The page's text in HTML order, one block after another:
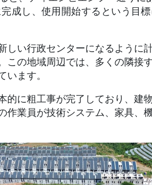
成し、使用開始するという目
しい行政センターになるように
この地域周辺では、多くの隣接
います。
的に粗工事が完了しており、建
作業員が技術システム、家具、